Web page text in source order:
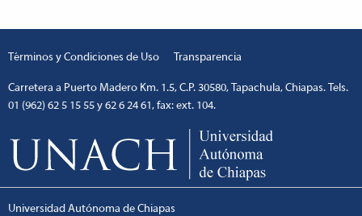
Términos y Condiciones de Uso Transparencia
Carretera a Puerto Madero Km. 1.5, C.P. 30580, Tapachula, Chiapas. Tels.
01 (962) 62 5 15 55 y 62 6 24 61, fax: ext. 104.
Universidad Autónoma de Chiapas